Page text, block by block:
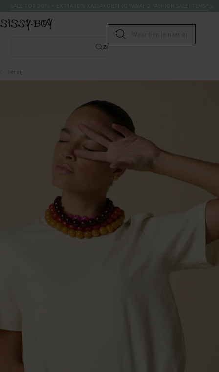
Submit search
Zoeken
Terug